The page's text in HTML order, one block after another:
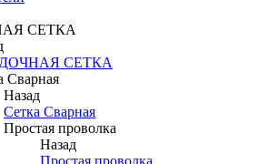
СЕТКА
СЕТКА
Сварная
Назад
Сетка Сварная
Простая проволка
Назад
Простая проволка